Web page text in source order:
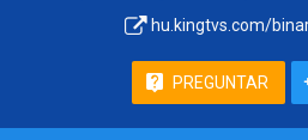
hu.kingtvs.com/
PREGUNTAR